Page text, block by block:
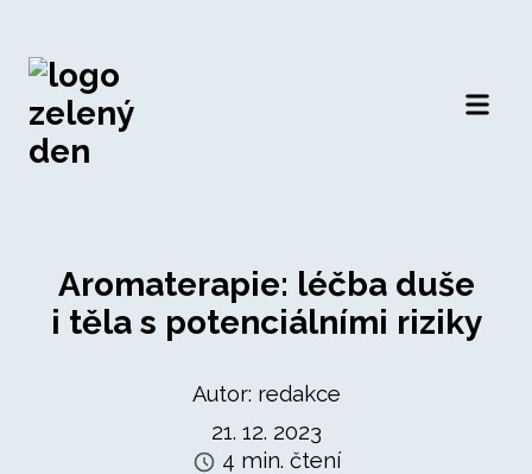
Aromaterapie: léčba duše
i těla s potenciálními riziky
Autor: redakce
21. 12. 2023
4 min. čtení